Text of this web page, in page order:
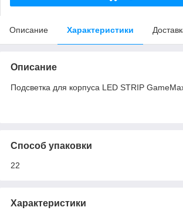
Описание Характеристики
Описание
Подсветка для корпуса LED STRIP
Способ упаковки
22
Характеристики